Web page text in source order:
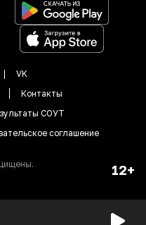
VK
Контакты
СОУТ
соглашение
12+